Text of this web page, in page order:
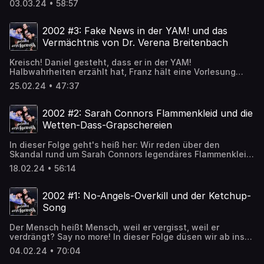
Ballaballa-Sommerhit und wir haben immer noch
Jahr 2003 erleben mussten. Außerdem: Was hat Bernd das
Brot mit unseren Daddy Issues zu tun? Und wann setzt
sich „Chihuahua“ endlich als Begrüßung durch?Die Playlist
uns eine Sprachnachricht!Coverfoto: Damian HolodIntro &
Trenner: Theresa Ziegler Hosted on Acast. See
acast.com/privacy for more information.
03.03.24 • 58:57
2002 #3: Fake News in der YAM! und das
Vermächtnis von Dr. Verena Breitenbach
Kreisch! Daniel gesteht, dass er in der YAM!
Halbwahrheiten erzählt hat, Franz hält eine Vorlesung
über Indira Weis’ wilden Lebenslauf und Verena wühlt sich
durch das Œuvre ihrer liebsten Namensvetterin: Dr. Verena
andere als verklemmt.Die Playlist zum PodcastGalerie
Arschgeweih auf InstagramSchickt uns eine
Sprachnachricht!Coverfoto: Damian HolodIntro & Trenner:
for more information.
25.02.24 • 47:37
2002 #2: Sarah Connors Flammenkleid und die
Wetten-Dass-Grapschereien
In dieser Folge geht's heiß her: Wir reden über den
Skandal rund um Sarah Connors legendäres Flammenkleid,
das 2002 für eine mittelschwere Krise in Deutschland
gesorgt hat, und warum Thomas Gottschalk endlich in
Peggy? Wann kommen die Iltis-Strähnen zurück? Und
warum hat Sandy zwei Gesichter?Die Playlist zum
PodcastGalerie Arschgeweih auf InstagramSchickt uns
Trenner: Theresa Ziegler Hosted on Acast. See
acast.com/privacy for more information.
18.02.24 • 56:14
2002 #1: No-Angels-Overkill und der Ketchup-
Song
Der Mensch heißt Mensch, weil er vergisst, weil er
verdrängt? Say no more! In dieser Folge düsen wir ab ins
Jahr 2002 und graben all die vergessenen und
verdrängten Hits aus. Es geht um „Now... Us!“, Groove
04.02.24 • 70:04